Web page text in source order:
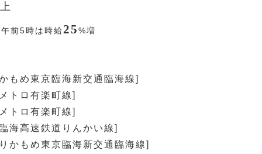
前5時は時給25%増
もめ東京臨海新交通臨海線]
トロ有楽町線]
トロ有楽町線]
海高速鉄道りんかい線]
かもめ東京臨海新交通臨海線]